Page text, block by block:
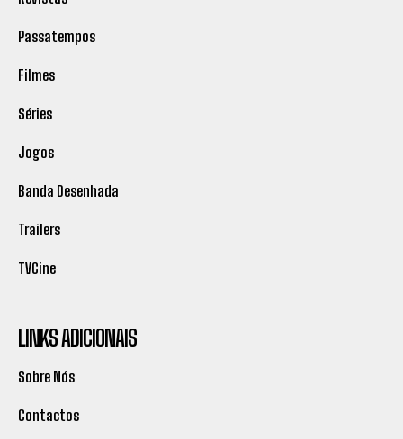
Passatempos
Filmes
Séries
Jogos
Banda Desenhada
Trailers
TVCine
LINKS ADICIONAIS
Sobre Nós
Contactos